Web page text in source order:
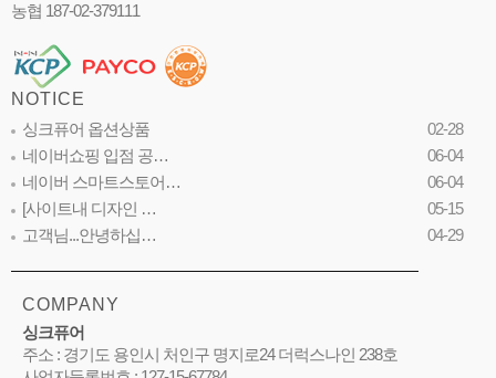
농협 187-02-379111
NOTICE
싱크퓨어 옵션상품
02-28
네이버쇼핑 입점 공…
06-04
네이버 스마트스토어…
06-04
[사이트내 디자인 …
05-15
고객님...안녕하십…
04-29
COMPANY
싱크퓨어
주소 : 경기도 용인시 처인구 명지로24 더럭스나인 238호